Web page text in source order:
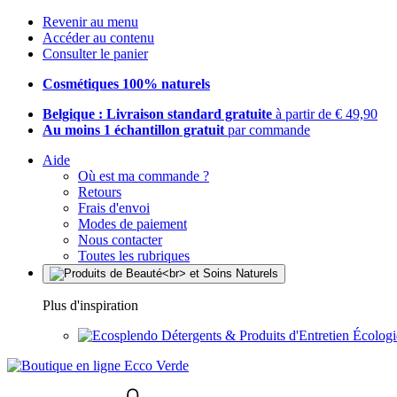
Revenir au menu
Accéder au contenu
Consulter le panier
Cosmétiques 100% naturels
Belgique : Livraison standard gratuite à partir de € 49,90
Au moins 1 échantillon gratuit par commande
Aide
Où est ma commande ?
Retours
Frais d'envoi
Modes de paiement
Nous contacter
Toutes les rubriques
Plus d'inspiration
Détergents & Produits d'Entretien